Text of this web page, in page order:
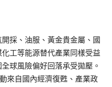
採、油服、黃金貴金屬、國
工等能源替代產業同樣受益
球風險偏好回落承受拋壓。
來自國內經濟復甦、產業政